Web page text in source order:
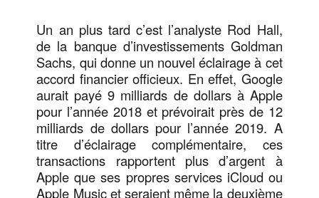
Un an plus tard c’est l’analyste Rod Hall,
de la banque d’investissements Goldman
Sachs, qui donne un nouvel éclairage à cet
accord financier officieux. En effet, Google
aurait payé 9 milliards de dollars à Apple
pour l’année 2018 et prévoirait près de 12
milliards de dollars pour l’année 2019. A
titre d’éclairage complémentaire, ces
transactions rapportent plus d’argent à
Apple que ses propres services iCloud ou
Apple Music et seraient même la deuxième